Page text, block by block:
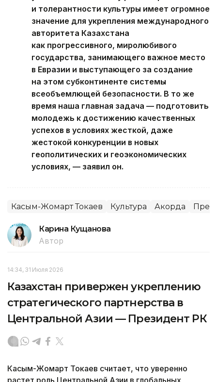
и толерантности культуры имеет огромное
значение для укрепления международного
авторитета Казахстана
как прогрессивного, миролюбивого
государства, занимающего важное место
в Евразии и выступающего за создание
на этом субконтиненте системы
всеобъемлющей безопасности. В то же
время наша главная задача — подготовить
молодежь к достижению качественных
успехов в условиях жесткой, даже
жестокой конкуренции в новых
геополитических и геоэкономических
условиях, — заявил он.
Касым-Жомарт Токаев Культура Акорда
Карина Кущанова
Автор
14:34, 31 Июля 2026
Казахстан привержен укреплению
стратегического партнерства в
Центральной Азии — Президент РК
Касым-Жомарт Токаев считает, что уверенно